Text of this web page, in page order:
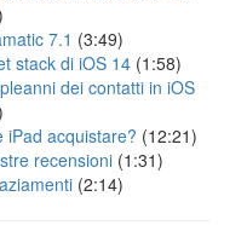
7.1 (3:49)
stack di iOS 14 (1:58)
dei contatti in iOS
iPad acquistare? (12:21)
recensioni (1:31)
(2:14)